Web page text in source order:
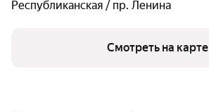
Республиканская / пр. Ленина
Смотреть на карте